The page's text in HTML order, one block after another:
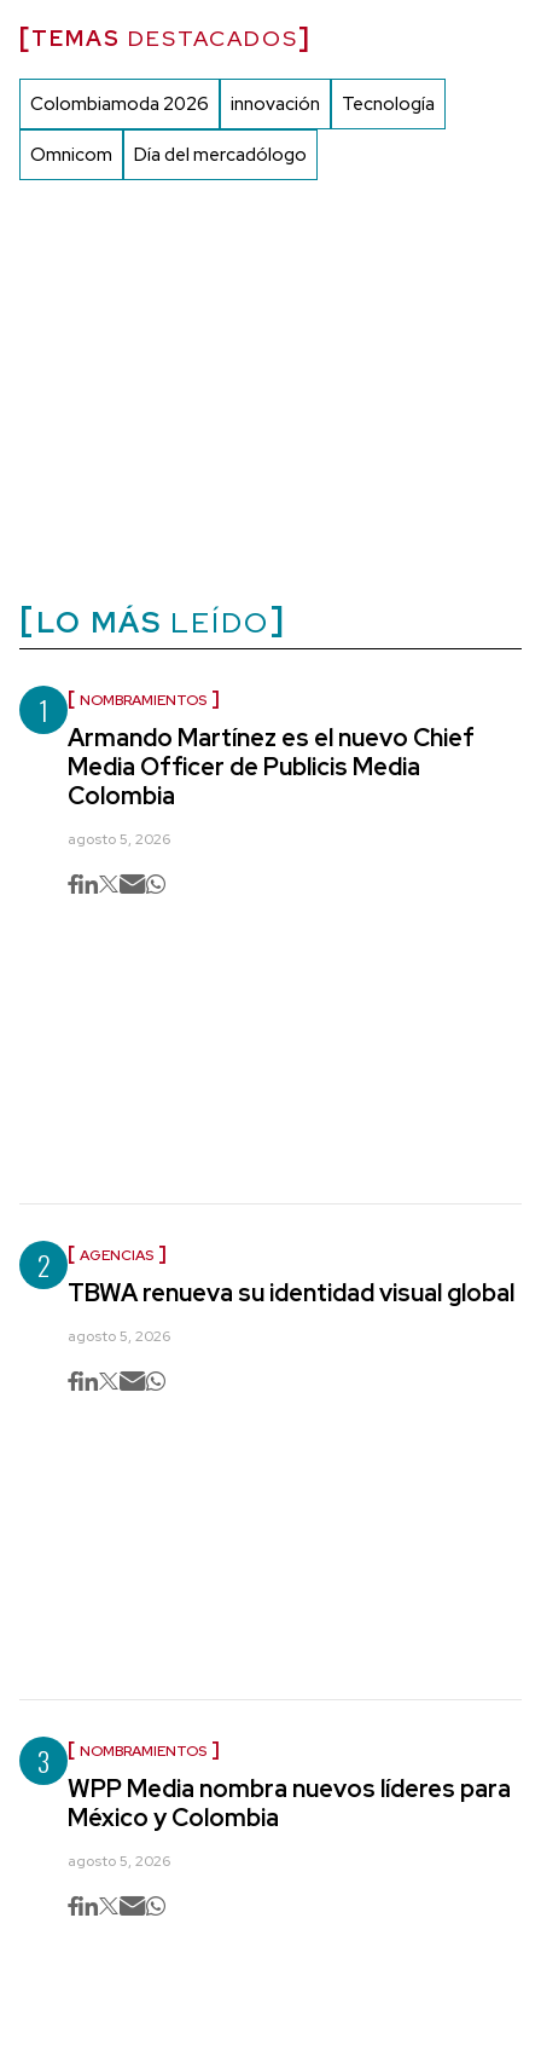
TEMAS DESTACADOS
Colombiamoda 2026 innovación Tecnología
Omnicom Día del mercadólogo
LO MÁS LEÍDO
1 NOMBRAMIENTOS
Armando Martínez es el nuevo Chief
Media Officer de Publicis Media
Colombia
agosto 5, 2026
2 AGENCIAS
TBWA renueva su identidad visual global
agosto 5, 2026
3 NOMBRAMIENTOS
WPP Media nombra nuevos líderes para
México y Colombia
agosto 5, 2026